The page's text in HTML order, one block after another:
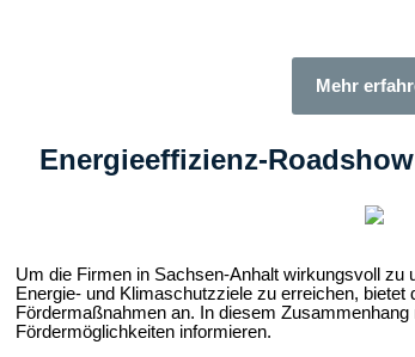
Mehr
Energieeffizienz-
Um die Firmen in Sachsen-Anhalt wirkungsvoll zu
Energie- und Klimaschutzziele zu erreichen,
Fördermaßnah­men an. In diesem
Fördermöglichkeiten informieren.